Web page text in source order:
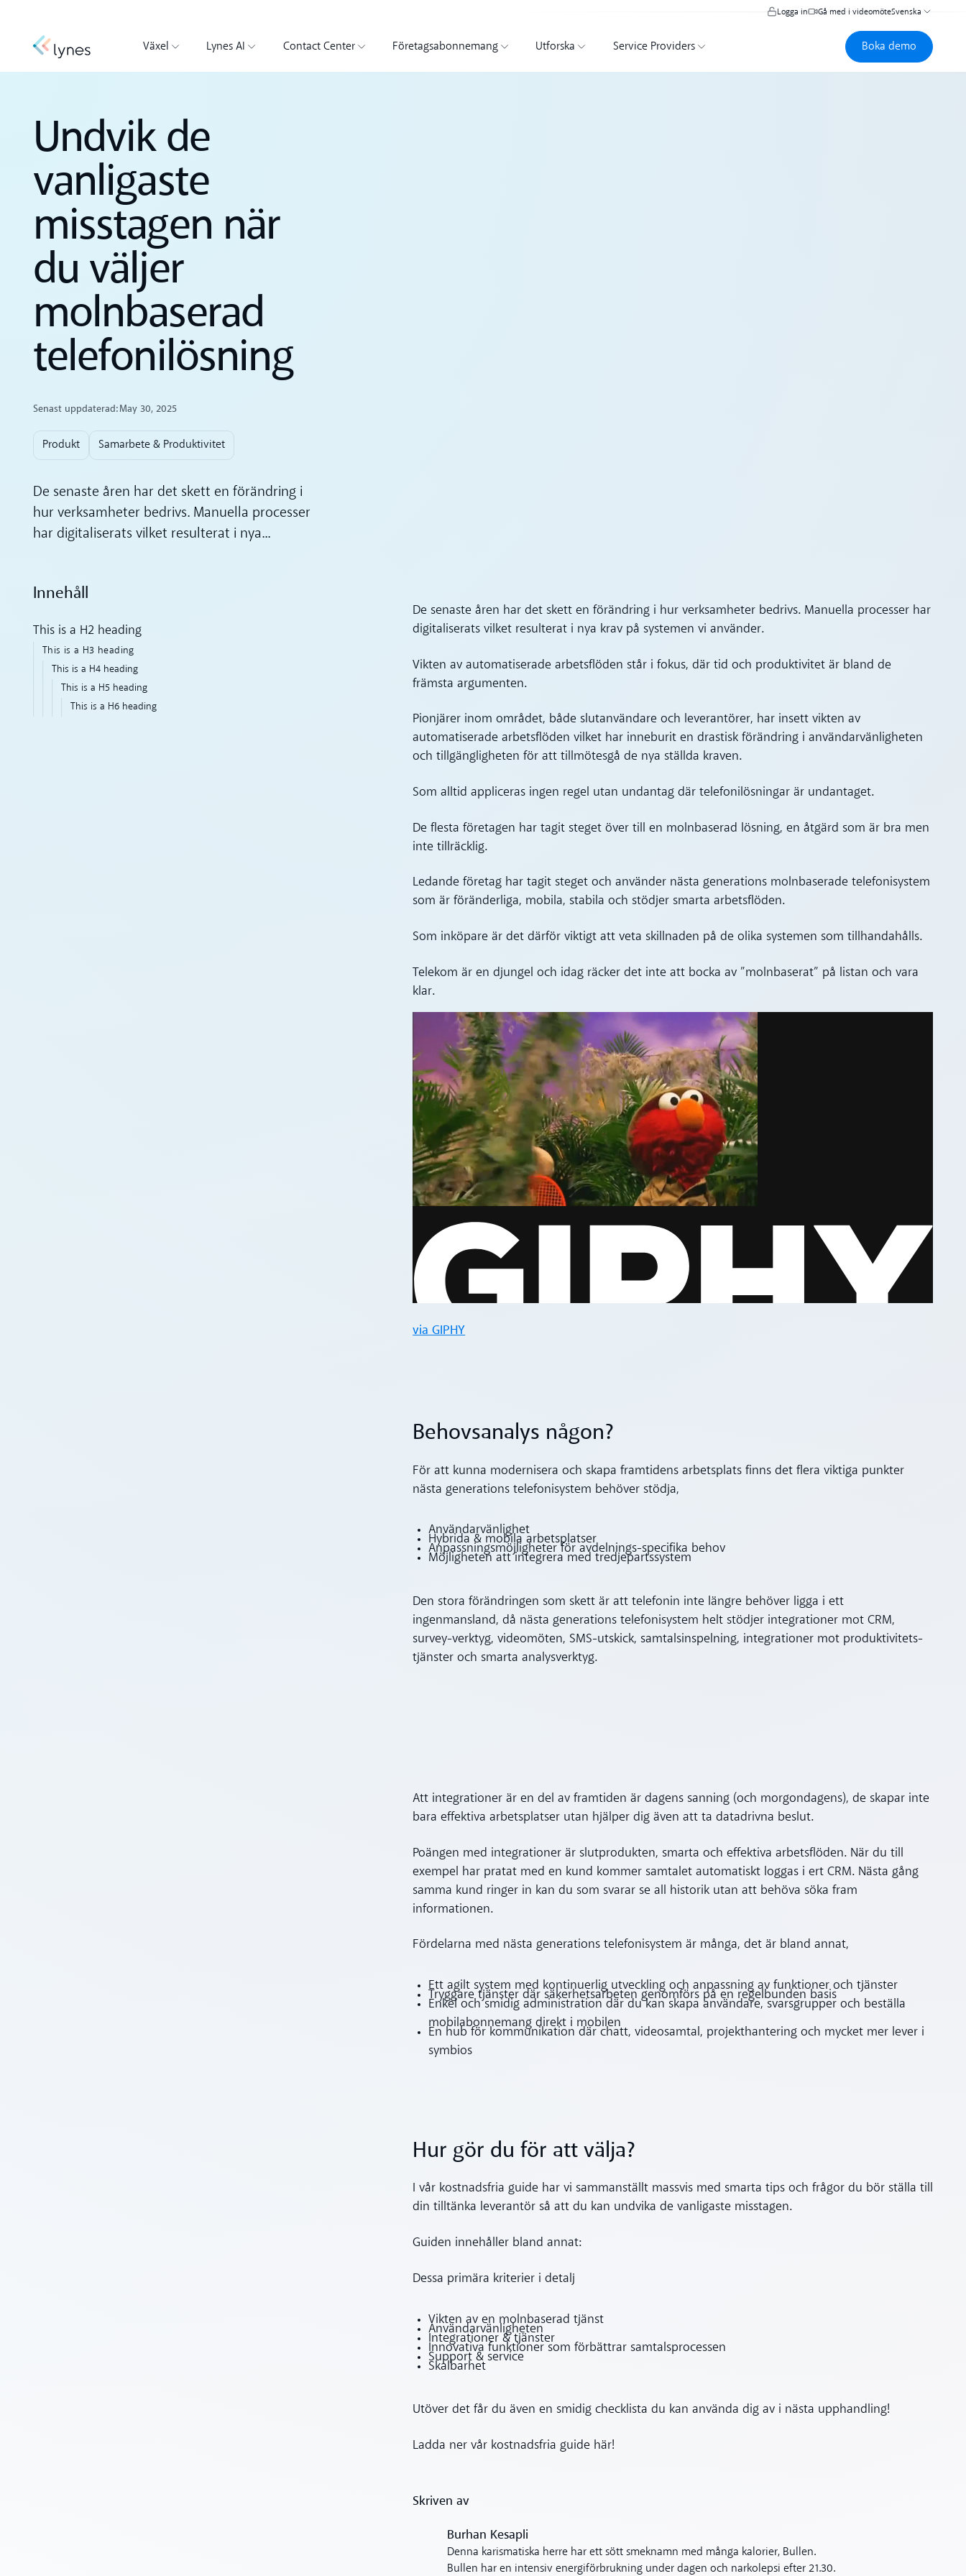
Logga in Gå med i videomöteSvenska
Växel Lynes AI Contact Center Företagsabonnemang Utforska Service Providers
Boka demo
Boka demo
Undvik de
vanligaste
misstagen när
du väljer
molnbaserad
telefonilösning
Senast uppdaterad:May 30, 2025
Produkt Samarbete & Produktivitet
De senaste åren har det skett en förändring i
hur verksamheter bedrivs. Manuella processer
har digitaliserats vilket resulterat i nya...
Innehåll
This is a H2 heading
This is a H3 heading
This is a H4 heading
This is a H5 heading
This is a H6 heading
De senaste åren har det skett en förändring i hur verksamheter bedrivs. Manuella processer har
digitaliserats vilket resulterat i nya krav på systemen vi använder.
Vikten av automatiserade arbetsflöden står i fokus, där tid och produktivitet är bland de
främsta argumenten.
Pionjärer inom området, både slutanvändare och leverantörer, har insett vikten av
automatiserade arbetsflöden vilket har inneburit en drastisk förändring i användarvänligheten
och tillgängligheten för att tillmötesgå de nya ställda kraven.
Som alltid appliceras ingen regel utan undantag där telefonilösningar är undantaget.
De flesta företagen har tagit steget över till en molnbaserad lösning, en åtgärd som är bra men
inte tillräcklig.
Ledande företag har tagit steget och använder nästa generations molnbaserade telefonisystem
som är föränderliga, mobila, stabila och stödjer smarta arbetsflöden.
Som inköpare är det därför viktigt att veta skillnaden på de olika systemen som tillhandahålls.
Telekom är en djungel och idag räcker det inte att bocka av ”molnbaserat” på listan och vara
klar.
via GIPHY
Behovsanalys någon?
För att kunna modernisera och skapa framtidens arbetsplats finns det flera viktiga punkter
nästa generations telefonisystem behöver stödja,
Användarvänlighet
Hybrida & mobila arbetsplatser
Anpassningsmöjligheter för avdelnings-specifika behov
Möjligheten att integrera med tredjepartssystem
Den stora förändringen som skett är att telefonin inte längre behöver ligga i ett
ingenmansland, då nästa generations telefonisystem helt stödjer integrationer mot CRM,
survey-verktyg, videomöten, SMS-utskick, samtalsinspelning, integrationer mot produktivitets-
tjänster och smarta analysverktyg.
Att integrationer är en del av framtiden är dagens sanning (och morgondagens), de skapar inte
bara effektiva arbetsplatser utan hjälper dig även att ta datadrivna beslut.
Poängen med integrationer är slutprodukten, smarta och effektiva arbetsflöden. När du till
exempel har pratat med en kund kommer samtalet automatiskt loggas i ert CRM. Nästa gång
samma kund ringer in kan du som svarar se all historik utan att behöva söka fram
informationen.
Fördelarna med nästa generations telefonisystem är många, det är bland annat,
Ett agilt system med kontinuerlig utveckling och anpassning av funktioner och tjänster
Tryggare tjänster där säkerhetsarbeten genomförs på en regelbunden basis
Enkel och smidig administration där du kan skapa användare, svarsgrupper och beställa
mobilabonnemang direkt i mobilen
En hub för kommunikation där chatt, videosamtal, projekthantering och mycket mer lever i
symbios
Hur gör du för att välja?
I vår kostnadsfria guide har vi sammanställt massvis med smarta tips och frågor du bör ställa till
din tilltänka leverantör så att du kan undvika de vanligaste misstagen.
Guiden innehåller bland annat:
Dessa primära kriterier i detalj
Vikten av en molnbaserad tjänst
Användarvänligheten
Integrationer & tjänster
Innovativa funktioner som förbättrar samtalsprocessen
Support & service
Skalbarhet
Utöver det får du även en smidig checklista du kan använda dig av i nästa upphandling!
Ladda ner vår kostnadsfria guide här!
Skriven av
Burhan Kesapli
Denna karismatiska herre har ett sött smeknamn med många kalorier, Bullen.
Bullen har en intensiv energiförbrukning under dagen och narkolepsi efter 21.30.